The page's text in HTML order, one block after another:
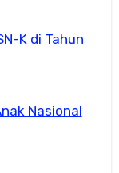
K di Tahun
Nasional